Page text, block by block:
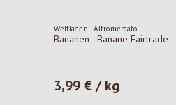
Weltladen - Altromercato
Bananen - Banane Fairtrade
Prezzo normale:
3,99 € / kg